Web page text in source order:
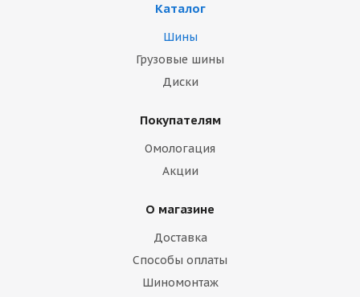
Каталог
Шины
Грузовые шины
Диски
Покупателям
Омологация
Акции
О магазине
Доставка
Способы оплаты
Шиномонтаж